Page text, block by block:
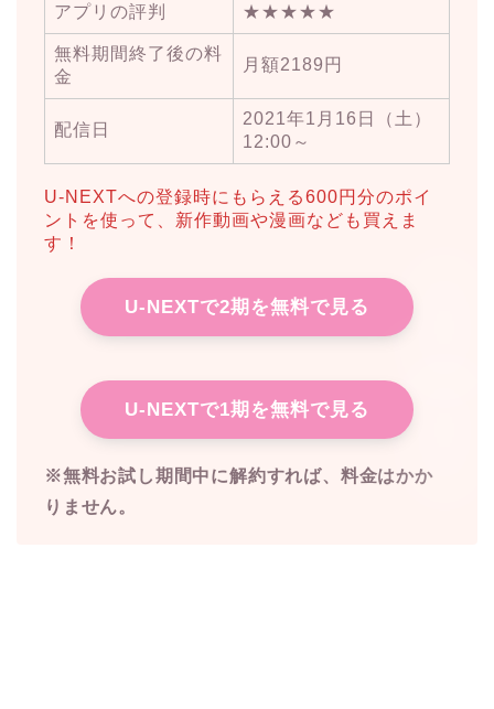
アプリの評判 ★★★★★
無料期間終了後の料
金
月額2189円
配信日
2021年1月16日（土）
12:00～
U-NEXTへの登録時にもらえる600円分のポイ
ントを使って、新作動画や漫画なども買えま
す！
U-NEXTで2期を無料で見る
U-NEXTで1期を無料で見る
※無料お試し期間中に解約すれば、料金はかか
りません。